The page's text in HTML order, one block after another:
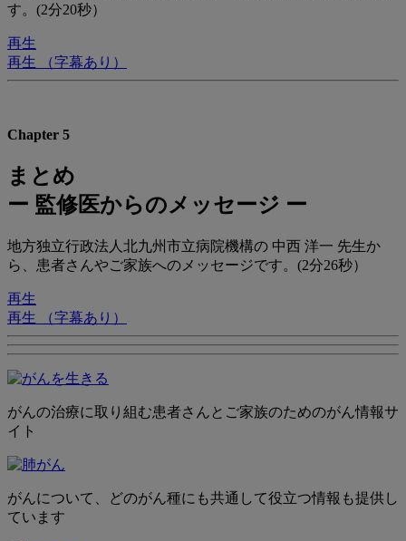
す。(2分20秒）
再生
再生 （字幕あり）
Chapter 5
まとめ
ー 監修医からのメッセージ ー
地方独立行政法人北九州市立病院機構の 中西 洋一 先生か
ら、患者さんやご家族へのメッセージです。(2分26秒）
再生
再生 （字幕あり）
がんの治療に取り組む患者さんとご家族のためのがん情報サ
イト
がんについて、どのがん種にも共通して役立つ情報も提供し
ています